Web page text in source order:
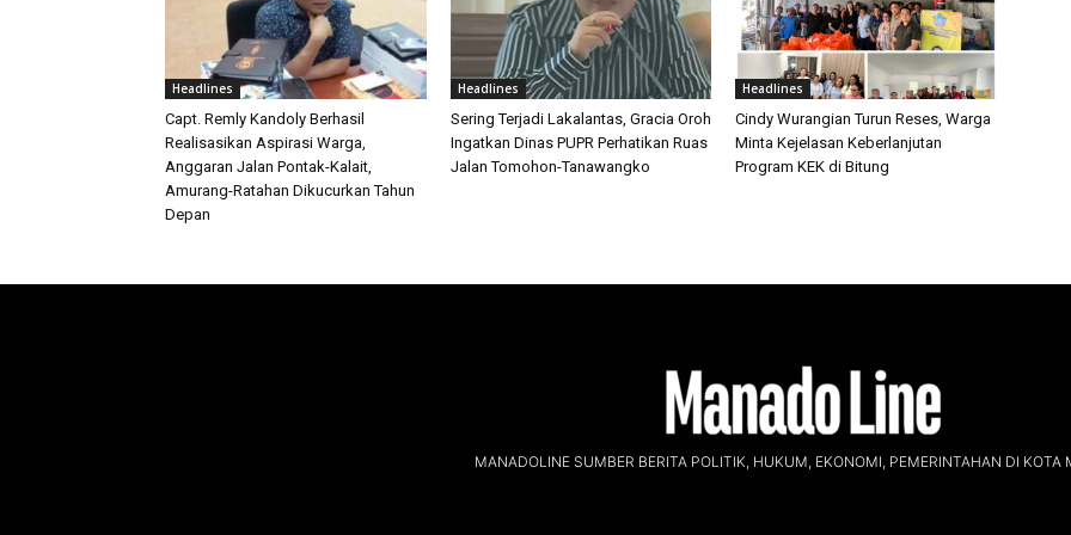
Headlines
Capt. Remly Kandoly Berhasil
Realisasikan Aspirasi Warga,
Anggaran Jalan Pontak-Kalait,
Amurang-Ratahan Dikucurkan Tahun
Depan
Headlines
Sering Terjadi Lakalantas, Gracia Oroh
Ingatkan Dinas PUPR Perhatikan Ruas
Jalan Tomohon-Tanawangko
Headlines
Cindy Wurangian Turun Reses, Warga
Minta Kejelasan Keberlanjutan
Program KEK di Bitung
MANADOLINE SUMBER BERITA POLITIK, HUKUM, EKONOMI, PEMERINTAHAN DI KOTA